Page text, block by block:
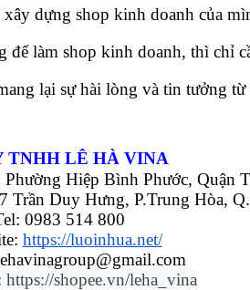
dựng shop kinh doanh của
làm shop kinh doanh, thì chỉ
lại sự hài lòng và tin tưởng
TNHH LÊ HÀ VINA
Hiệp Bình Phước, Quận
Trần Duy Hưng, P.Trung Hòa,
0983 514 800
https://luoinhua.net/
https://shopee.vn/leha_vina